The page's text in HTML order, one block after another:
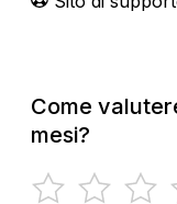
Come
mesi?